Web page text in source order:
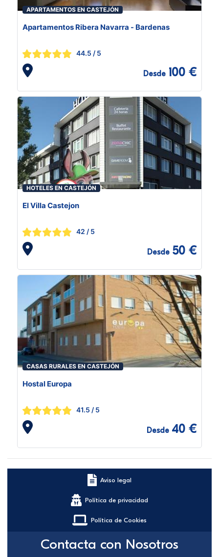
APARTAMENTOS EN CASTEJÓN
Apartamentos Ribera Navarra - Bardenas
44.5 / 5
Desde 100 €
HOTELES EN CASTEJÓN
El Villa Castejon
42 / 5
Desde 50 €
CASAS RURALES EN CASTEJÓN
Hostal Europa
41.5 / 5
Desde 40 €
Aviso legal
Política de privacidad
Política de Cookies
Contacta con Nosotros